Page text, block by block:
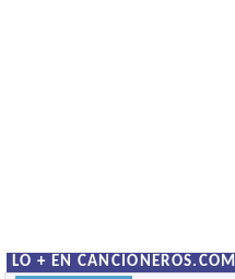
LO + EN CANCIONEROS.COM